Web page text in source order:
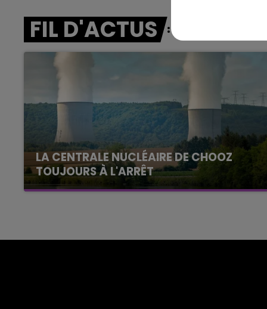
FIL D'ACTUS
LA CENTRALE NUCLÉAIRE DE CHOOZ
TOUJOURS À L'ARRÊT
Cela fait déjà une semaine que la centrale